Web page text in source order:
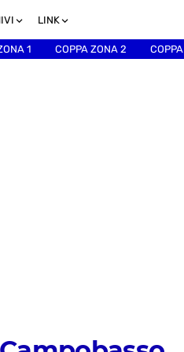
LINK
1 COPPA ZONA 2